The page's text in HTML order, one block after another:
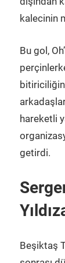
kalecinin
Bu gol,
hareketli
getirdi.
Beşiktaş